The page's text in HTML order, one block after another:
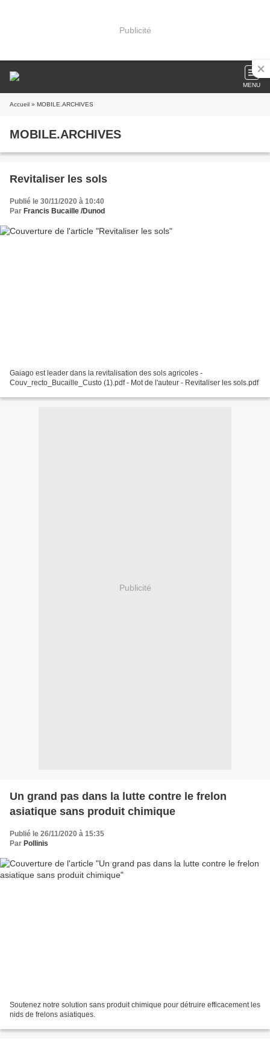
Publicité
MENU
Accueil » MOBILE.ARCHIVES
MOBILE.ARCHIVES
Revitaliser les sols
Publié le 30/11/2020 à 10:40
Par Francis Bucaille /Dunod
Gaiago est leader dans la revitalisation des sols agricoles -
Couv_recto_Bucaille_Custo (1).pdf - Mot de l'auteur - Revitaliser les sols.pdf
Publicité
Un grand pas dans la lutte contre le frelon
asiatique sans produit chimique
Publié le 26/11/2020 à 15:35
Par Pollinis
Soutenez notre solution sans produit chimique pour détruire efficacement les
nids de frelons asiatiques.